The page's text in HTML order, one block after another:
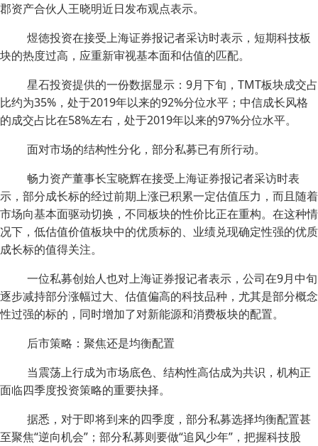
郡资产合伙人王晓明近日发布观点表示。
煜徳投资在接受上海证券报记者采访时表示，短期科技板
块的热度过高，应重新审视基本面和估值的匹配。
星石投资提供的一份数据显示：9月下旬，TMT板块成交占
比约为35%，处于2019年以来的92%分位水平；中信成长风格
的成交占比在58%左右，处于2019年以来的97%分位水平。
面对市场的结构性分化，部分私募已有所行动。
畅力资产董事长宝晓辉在接受上海证券报记者采访时表
示，部分成长标的经过前期上涨已积累一定估值压力，而且随着
市场向基本面驱动切换，不同板块的性价比正在重构。在这种情
况下，低估值价值板块中的优质标的、业绩兑现确定性强的优质
成长标的值得关注。
一位私募创始人也对上海证券报记者表示，公司在9月中旬
逐步减持部分涨幅过大、估值偏高的科技品种，尤其是部分概念
性过强的标的，同时增加了对新能源和消费板块的配置。
后市策略：聚焦还是均衡配置
当震荡上行成为市场底色、结构性高估成为共识，机构正
面临四季度投资策略的重要抉择。
据悉，对于即将到来的四季度，部分私募选择均衡配置甚
至聚焦“逆向机会”；部分私募则要做“追风少年”，把握科技股